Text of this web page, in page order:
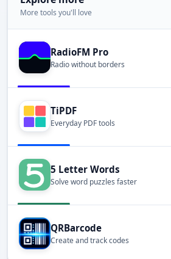
More tools you'll love
RadioFM Pro
Radio without borders
TiPDF
Everyday PDF tools
5 Letter Words
Solve word puzzles faster
QRBarcode
Create and track codes